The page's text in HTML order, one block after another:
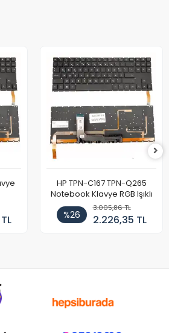
HP TPN-C167 TPN-Q265
Notebook Klavye RGB Işıklı
%26
3.005,86 TL
2.226,35 TL